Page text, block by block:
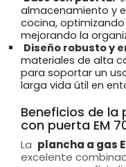
almacenamiento y
cocina,
mejorando la
Diseño robusto y
materiales de alta
para soportar un
larga vida útil en
Beneficios de la
con puerta EM
La plancha a gas
excelente